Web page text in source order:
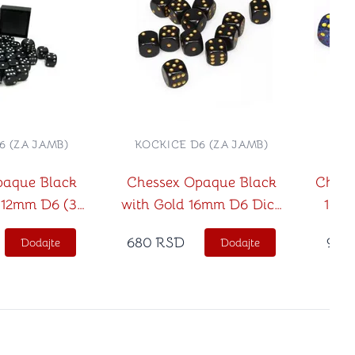
Black
D6 (36
(ZA JAMB)
Dodajte
Chessex Opaque Black
with Gold 16mm D6 Dice
Block (12)
KOCKICE D6 (ZA JAMB)
680 RSD Dodajte 990